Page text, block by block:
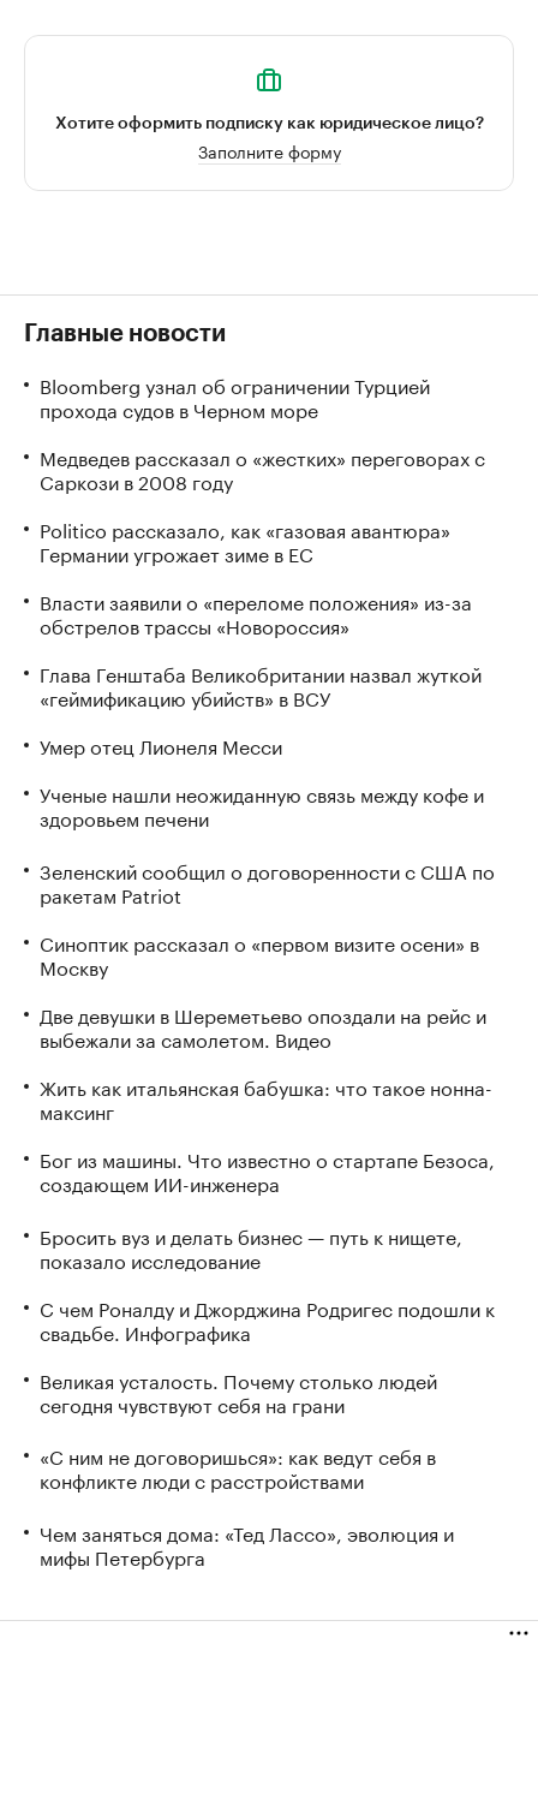
Хотите оформить подписку как юридическое лицо?
Заполните форму
Главные новости
Bloomberg узнал об ограничении Турцией
прохода судов в Черном море
Медведев рассказал о «жестких» переговорах с
Саркози в 2008 году
Politico рассказало, как «газовая авантюра»
Германии угрожает зиме в ЕС
Власти заявили о «переломе положения» из-за
обстрелов трассы «Новороссия»
Глава Генштаба Великобритании назвал жуткой
«геймификацию убийств» в ВСУ
Умер отец Лионеля Месси
Ученые нашли неожиданную связь между кофе и
здоровьем печени
Зеленский сообщил о договоренности с США по
ракетам Patriot
Синоптик рассказал о «первом визите осени» в
Москву
Две девушки в Шереметьево опоздали на рейс и
выбежали за самолетом. Видео
Жить как итальянская бабушка: что такое нонна-
максинг
Бог из машины. Что известно о стартапе Безоса,
создающем ИИ-инженера
Бросить вуз и делать бизнес — путь к нищете,
показало исследование
С чем Роналду и Джорджина Родригес подошли к
свадьбе. Инфографика
Великая усталость. Почему столько людей
сегодня чувствуют себя на грани
«С ним не договоришься»: как ведут себя в
конфликте люди с расстройствами
Чем заняться дома: «Тед Лассо», эволюция и
мифы Петербурга